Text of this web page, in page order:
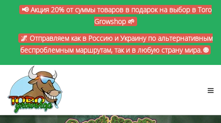
📢 Акция 20% от суммы товаров в подарок на выбор в Toro
Growshop 🌱
🌌 Отправляем как в Россию и Украину по альтернативным
беспроблемным маршрутам, так и в любую страну мира. 🌐